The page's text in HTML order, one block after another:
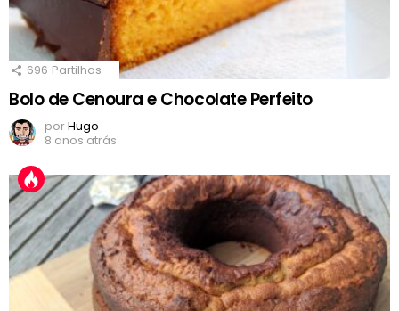
696 Partilhas
Bolo de Cenoura e Chocolate Perfeito
porHugo
8 anos atrás